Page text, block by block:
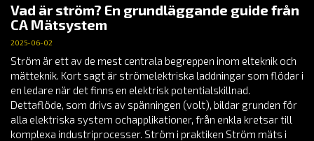
Vad är ström? En grundläggande guide från
CA Mätsystem
2025-06-02
Ström är ett av de mest centrala begreppen inom elteknik och
mätteknik. Kort sagt är strömelektriska laddningar som flödar i
en ledare när det finns en elektrisk potentialskillnad.
Dettaflöde, som drivs av spänningen (volt), bildar grunden för
alla elektriska system ochapplikationer, från enkla kretsar till
komplexa industriprocesser. Ström i praktiken Ström mäts i